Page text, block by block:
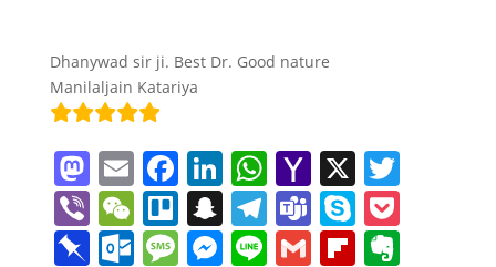
Dhanywad sir ji. Best Dr. Good nature
Manilaljain Katariya
M
a
st
E
m
ai
F
a
c
Li
n
k
W
h
at
Y
a
h
X T
w
itt
Vi
b
W
e
Tr
el
S
n
T
el
T
e
S
k
P
o
Pi O M M Li G Fl E